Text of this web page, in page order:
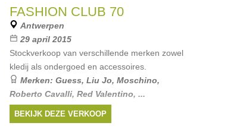
Merken:Liu Jo , D&G Maliparmi
Ka ,0039 Italy , ...
FASHION CLUB 70
Antwerpen
29 april 2015
Stockverkoop van verschillende merken zowel
kledij als ondergoed en accessoires.
Merken: Guess, Liu Jo, Moschino,
Roberto Cavalli, Red Valentino, ...
BEKIJK DEZE VERKOOP